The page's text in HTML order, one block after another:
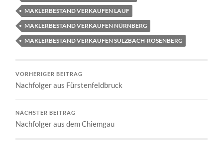
MAKLERBESTAND VERKAUFEN LAUF
MAKLERBESTAND VERKAUFEN NÜRNBERG
MAKLERBESTAND VERKAUFEN SULZBACH-ROSENBERG
VORHERIGER BEITRAG
Nachfolger aus Fürstenfeldbruck
NÄCHSTER BEITRAG
Nachfolger aus dem Chiemgau